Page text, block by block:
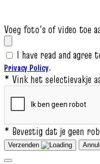
Voeg foto's of video toe
I have read and agree
Privacy Policy.
* Vink het selectievakje
* Bevestig dat je geen
Verzenden